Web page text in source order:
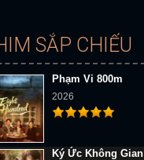
SẮP CHIẾU
Phạm Vi 800m
2026
Ký Ức Không Gian